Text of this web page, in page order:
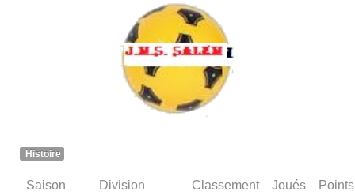
Histoire
Saison Division Classement Joués Points